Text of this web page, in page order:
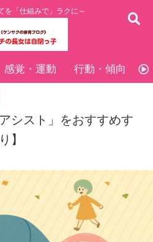
を「仕組みで」ラクに～
感覚・運動 行動・傾向
シスト」をおすすめす
】